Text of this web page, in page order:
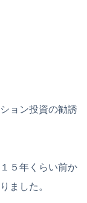
ョン投資の勧誘
５年くらい前か
ました。